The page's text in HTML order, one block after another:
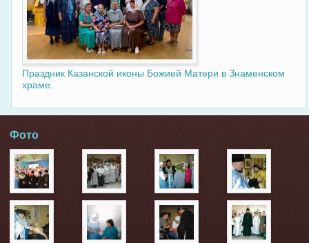
Праздник Казанской иконы Божией Матери в Знаменском
храме.
Фото